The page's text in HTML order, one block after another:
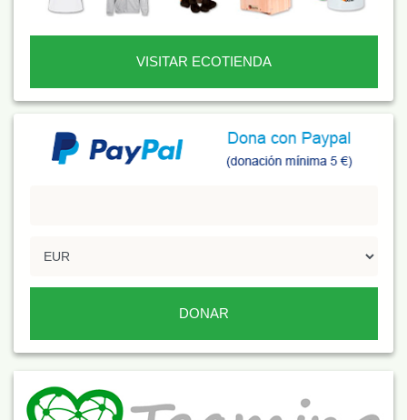
VISITAR ECOTIENDA